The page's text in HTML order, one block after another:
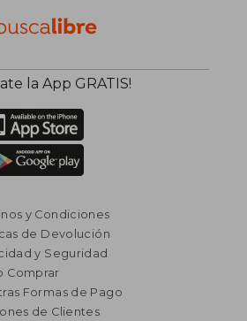
la App GRATIS!
y Condiciones
de Devolución
y Seguridad
Comprar
Formas de Pago
de Clientes